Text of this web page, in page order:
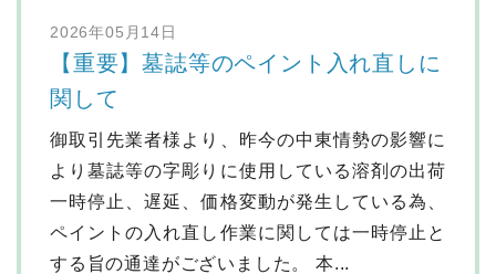
2026年05月14日
【重要】墓誌等のペイント入れ直しに
関して
御取引先業者様より、昨今の中東情勢の影響に
より墓誌等の字彫りに使用している溶剤の出荷
一時停止、遅延、価格変動が発生している為、
ペイントの入れ直し作業に関しては一時停止と
する旨の通達がございました。 本...